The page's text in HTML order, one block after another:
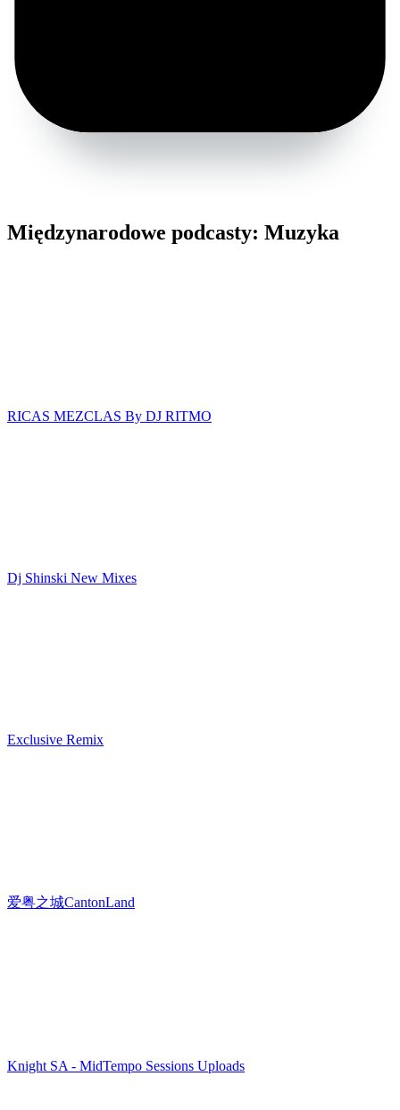
Międzynarodowe podcasty: Muzyka
RICAS MEZCLAS By DJ RITMO
Dj Shinski New Mixes
Exclusive Remix
爱粤之城CantonLand
Knight SA - MidTempo Sessions Uploads